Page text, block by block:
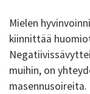
Mielen
kiinnittää
muihin, on